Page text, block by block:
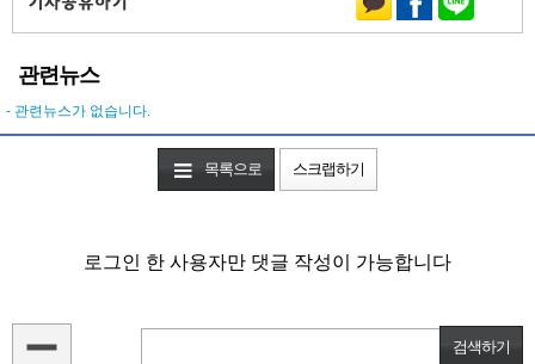
관련뉴스
- 관련뉴스가 없습니다.
목록으로 스크랩하기
로그인 한 사용자만 댓글 작성이 가능합니다